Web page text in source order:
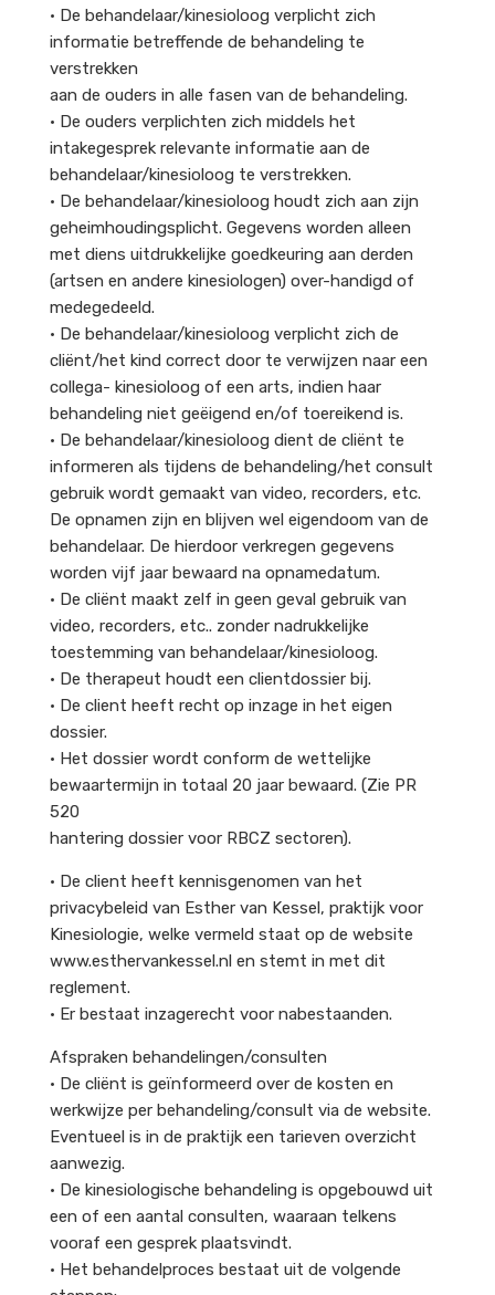
• De behandelaar/kinesioloog verplicht zich
informatie betreffende de behandeling te
verstrekken
aan de ouders in alle fasen van de behandeling.
• De ouders verplichten zich middels het
intakegesprek relevante informatie aan de
behandelaar/kinesioloog te verstrekken.
• De behandelaar/kinesioloog houdt zich aan zijn
geheimhoudingsplicht. Gegevens worden alleen
met diens uitdrukkelijke goedkeuring aan derden
(artsen en andere kinesiologen) over-handigd of
medegedeeld.
• De behandelaar/kinesioloog verplicht zich de
cliënt/het kind correct door te verwijzen naar een
collega- kinesioloog of een arts, indien haar
behandeling niet geëigend en/of toereikend is.
• De behandelaar/kinesioloog dient de cliënt te
informeren als tijdens de behandeling/het consult
gebruik wordt gemaakt van video, recorders, etc.
De opnamen zijn en blijven wel eigendoom van de
behandelaar. De hierdoor verkregen gegevens
worden vijf jaar bewaard na opnamedatum.
• De cliënt maakt zelf in geen geval gebruik van
video, recorders, etc.. zonder nadrukkelijke
toestemming van behandelaar/kinesioloog.
• De therapeut houdt een clientdossier bij.
• De client heeft recht op inzage in het eigen
dossier.
• Het dossier wordt conform de wettelijke
bewaartermijn in totaal 20 jaar bewaard. (Zie PR
520
hantering dossier voor RBCZ sectoren).
• De client heeft kennisgenomen van het
privacybeleid van Esther van Kessel, praktijk voor
Kinesiologie, welke vermeld staat op de website
www.esthervankessel.nl en stemt in met dit
reglement.
• Er bestaat inzagerecht voor nabestaanden.
Afspraken behandelingen/consulten
• De cliënt is geïnformeerd over de kosten en
werkwijze per behandeling/consult via de website.
Eventueel is in de praktijk een tarieven overzicht
aanwezig.
• De kinesiologische behandeling is opgebouwd uit
een of een aantal consulten, waaraan telkens
vooraf een gesprek plaatsvindt.
• Het behandelproces bestaat uit de volgende